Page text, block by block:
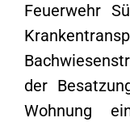
Feuerwehr
der
Wohnung